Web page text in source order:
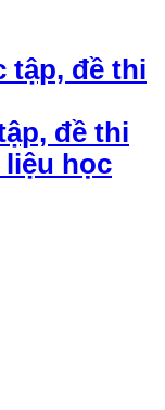
đề thi
liệu học